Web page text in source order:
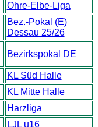
Ohre-Elbe-Liga
Bez.-Pokal (E)
Dessau 25/26
Bezirkspokal DE
KL Süd Halle
KL Mitte Halle
Harzliga
LJL u16